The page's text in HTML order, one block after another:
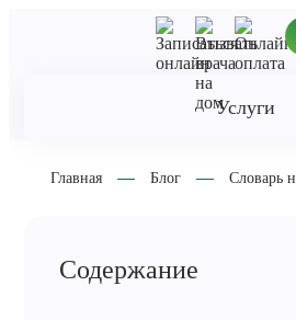
Услуги
Главная Блог Словарь
Содержание